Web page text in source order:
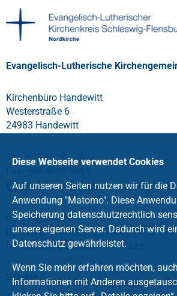
Evangelisch-Lutherische
Kirchenbüro Handewitt
Westerstraße 6
24983 Handewitt
Tel.: +49 4608 224
kirchenbuero@kirche-handewitt.de
Öffnungszeiten:
Dienstag, Donnerstag, Freitag 10-12 Uhr
Donnerstag außerdem 15-17 Uhr
Service
Impressum
Diese Webseite verwendet Cookies
Auf unseren Seiten nutzen wir für die
Anwendung "Matomo". Diese
Speicherung datenschutzrechtlich
unsere eigenen Server. Dadurch wird
Datenschutz gewährleistet.
Wenn Sie mehr erfahren möchten,
Informationen mit Anderen